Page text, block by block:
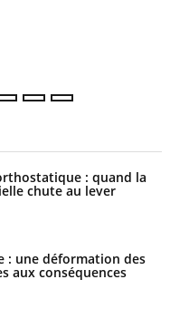
: quand la
chute au lever
: une déformation des
aux conséquences